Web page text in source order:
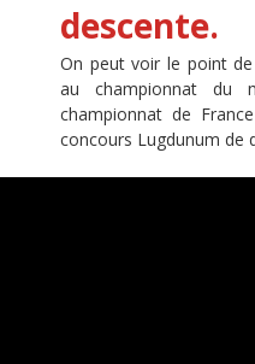
descente.
On peut voir le point
au championnat du
championnat de
concours Lugdunum de